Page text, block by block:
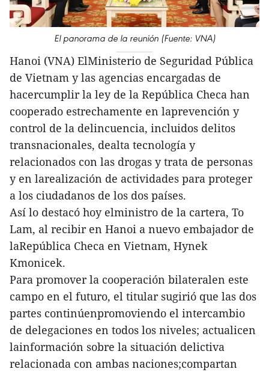
El panorama de la reunión (Fuente: VNA)
Hanoi (VNA) ElMinisterio de Seguridad Pública
de Vietnam y las agencias encargadas de
hacercumplir la ley de la República Checa han
cooperado estrechamente en laprevención y
control de la delincuencia, incluidos delitos
transnacionales, dealta tecnología y
relacionados con las drogas y trata de personas
y en larealización de actividades para proteger
a los ciudadanos de los dos países.
Así lo destacó hoy elministro de la cartera, To
Lam, al recibir en Hanoi a nuevo embajador de
laRepública Checa en Vietnam, Hynek
Kmonicek.
Para promover la cooperación bilateralen este
campo en el futuro, el titular sugirió que las dos
partes continúenpromoviendo el intercambio
de delegaciones en todos los niveles; actualicen
lainformación sobre la situación delictiva
relacionada con ambas naciones;compartan